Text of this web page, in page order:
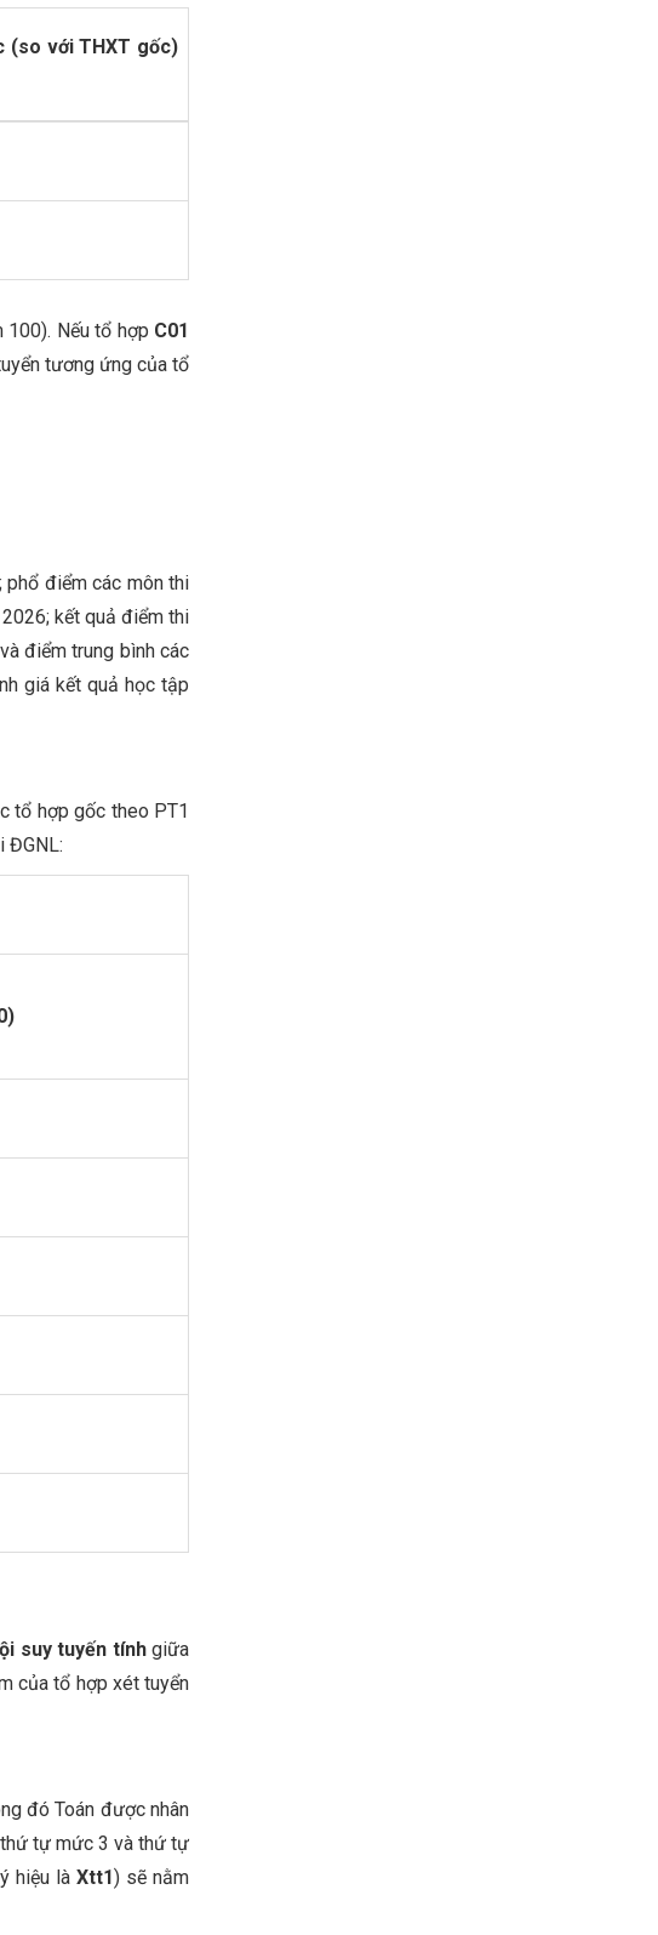
(so với THXT gốc)
100). Nếu tổ hợp C01
tương ứng của tổ
phổ điểm các môn thi
kết quả điểm thi
điểm trung bình các
giá kết quả học tập
tổ hợp gốc theo PT1
ĐGNL:
suy tuyến tínhgiữa
của tổ hợp xét tuyển
đó Toán được nhân
tự mức 3 và thứ tự
hiệu làXtt1) sẽ nằm